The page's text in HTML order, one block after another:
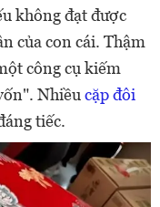
không đạt được
của con cái. Thậm
công cụ kiếm
Nhiều cặp đôi
tiếc.